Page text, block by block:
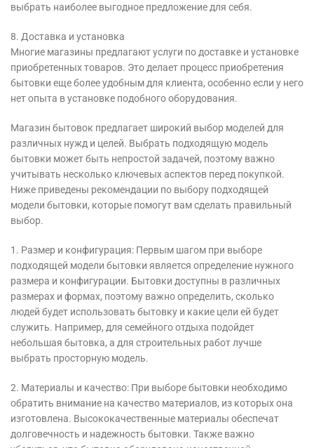
выбрать наиболее выгодное предложение для себя.
8. Доставка и установка
Многие магазины предлагают услуги по доставке и установке
приобретенных товаров. Это делает процесс приобретения
бытовки еще более удобным для клиента, особенно если у него
нет опыта в установке подобного оборудования.
Магазин бытовок предлагает широкий выбор моделей для
различных нужд и целей. Выбрать подходящую модель
бытовки может быть непростой задачей, поэтому важно
учитывать несколько ключевых аспектов перед покупкой.
Ниже приведены рекомендации по выбору подходящей
модели бытовки, которые помогут вам сделать правильный
выбор.
1. Размер и конфигурация: Первым шагом при выборе
подходящей модели бытовки является определение нужного
размера и конфигурации. Бытовки доступны в различных
размерах и формах, поэтому важно определить, сколько
людей будет использовать бытовку и какие цели ей будет
служить. Например, для семейного отдыха подойдет
небольшая бытовка, а для строительных работ лучше
выбрать просторную модель.
2. Материалы и качество: При выборе бытовки необходимо
обратить внимание на качество материалов, из которых она
изготовлена. Высококачественные материалы обеспечат
долговечность и надежность бытовки. Также важно